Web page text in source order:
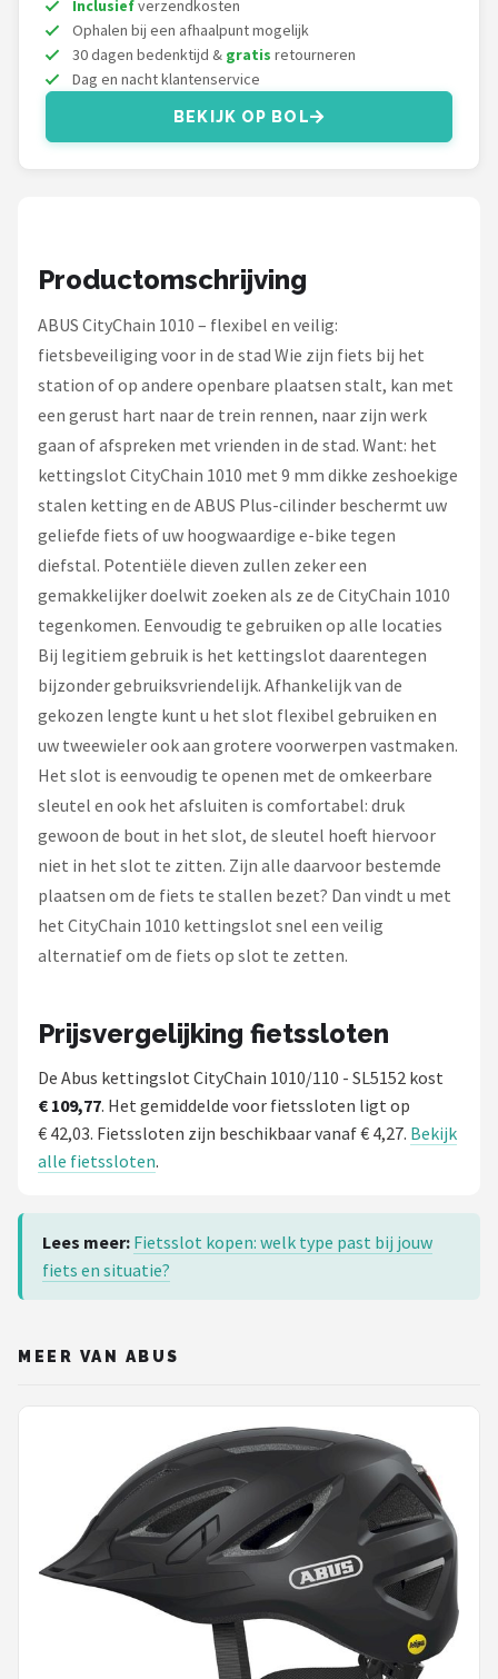
AXA
New Looxs
BBB Cycling
Cortina
Alle merken →
Inclusiefverzendkosten
Ophalen bij een afhaalpunt mogelijk
30 dagen bedenktijd & gratis retourneren
Dag en nacht klantenservice
BEKIJK OP BOL
Productomschrijving
ABUS CityChain 1010 – flexibel en veilig:
fietsbeveiliging voor in de stad Wie zijn fiets bij het
station of op andere openbare plaatsen stalt, kan met
een gerust hart naar de trein rennen, naar zijn werk
gaan of afspreken met vrienden in de stad. Want: het
kettingslot CityChain 1010 met 9 mm dikke zeshoekige
stalen ketting en de ABUS Plus-cilinder beschermt uw
geliefde fiets of uw hoogwaardige e-bike tegen
diefstal. Potentiële dieven zullen zeker een
gemakkelijker doelwit zoeken als ze de CityChain 1010
tegenkomen. Eenvoudig te gebruiken op alle locaties
Bij legitiem gebruik is het kettingslot daarentegen
bijzonder gebruiksvriendelijk. Afhankelijk van de
gekozen lengte kunt u het slot flexibel gebruiken en
uw tweewieler ook aan grotere voorwerpen vastmaken.
Het slot is eenvoudig te openen met de omkeerbare
sleutel en ook het afsluiten is comfortabel: druk
gewoon de bout in het slot, de sleutel hoeft hiervoor
niet in het slot te zitten. Zijn alle daarvoor bestemde
plaatsen om de fiets te stallen bezet? Dan vindt u met
het CityChain 1010 kettingslot snel een veilig
alternatief om de fiets op slot te zetten.
Prijsvergelijking fietssloten
De Abus kettingslot CityChain 1010/110 - SL5152 kost
€ 109,77. Het gemiddelde voor fietssloten ligt op
€ 42,03. Fietssloten zijn beschikbaar vanaf € 4,27. Bekijk
alle fietssloten.
Lees meer: Fietsslot kopen: welk type past bij jouw
fiets en situatie?
MEER VAN ABUS